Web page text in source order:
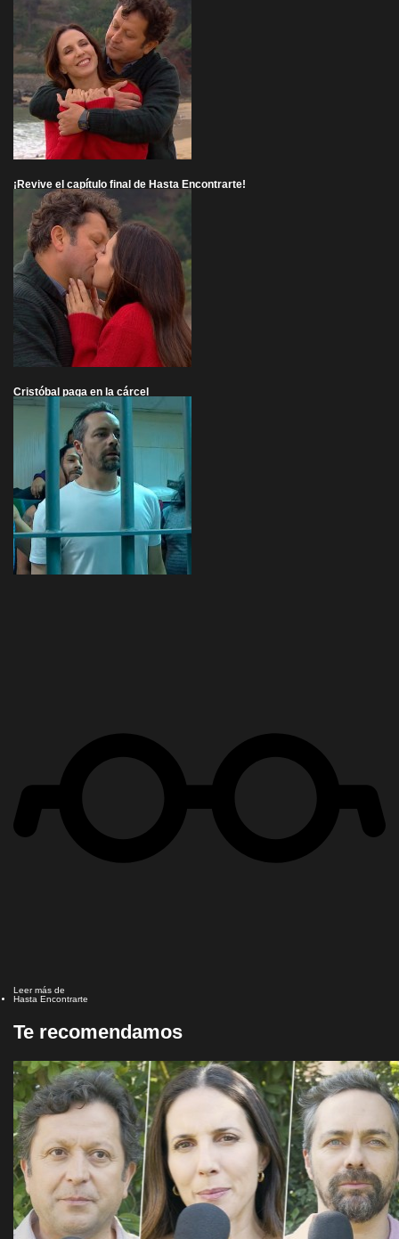
¡Revive el capítulo final de Hasta Encontrarte!
Cristóbal paga en la cárcel
Leer más de
Hasta Encontrarte
Te recomendamos